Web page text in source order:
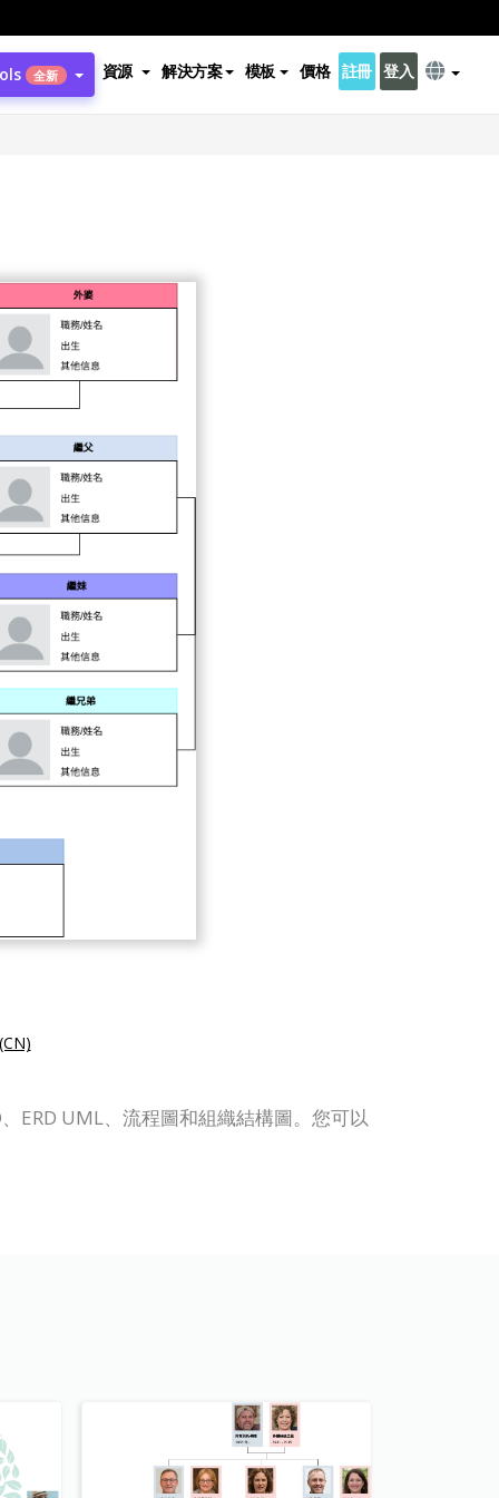
全新 資源 解決方案 模板 價格 註冊 登入
ERD UML、流程圖和組織結構圖。您可以